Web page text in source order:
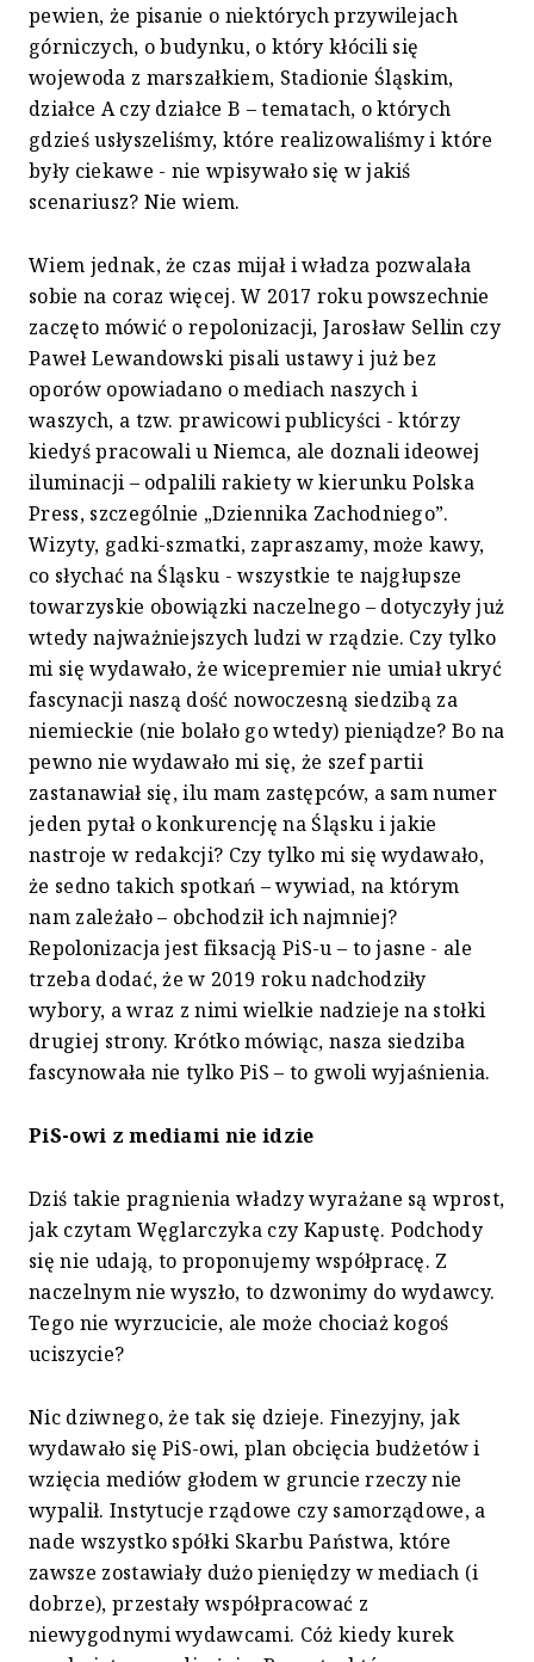
pewien, że pisanie o niektórych przywilejach
górniczych, o budynku, o który kłócili się
wojewoda z marszałkiem, Stadionie Śląskim,
działce A czy działce B – tematach, o których
gdzieś usłyszeliśmy, które realizowaliśmy i które
były ciekawe - nie wpisywało się w jakiś
scenariusz? Nie wiem.
Wiem jednak, że czas mijał i władza pozwalała
sobie na coraz więcej. W 2017 roku powszechnie
zaczęto mówić o repolonizacji, Jarosław Sellin czy
Paweł Lewandowski pisali ustawy i już bez
oporów opowiadano o mediach naszych i
waszych, a tzw. prawicowi publicyści - którzy
kiedyś pracowali u Niemca, ale doznali ideowej
iluminacji – odpalili rakiety w kierunku Polska
Press, szczególnie „Dziennika Zachodniego”.
Wizyty, gadki-szmatki, zapraszamy, może kawy,
co słychać na Śląsku - wszystkie te najgłupsze
towarzyskie obowiązki naczelnego – dotyczyły już
wtedy najważniejszych ludzi w rządzie. Czy tylko
mi się wydawało, że wicepremier nie umiał ukryć
fascynacji naszą dość nowoczesną siedzibą za
niemieckie (nie bolało go wtedy) pieniądze? Bo na
pewno nie wydawało mi się, że szef partii
zastanawiał się, ilu mam zastępców, a sam numer
jeden pytał o konkurencję na Śląsku i jakie
nastroje w redakcji? Czy tylko mi się wydawało,
że sedno takich spotkań – wywiad, na którym
nam zależało – obchodził ich najmniej?
Repolonizacja jest fiksacją PiS-u – to jasne - ale
trzeba dodać, że w 2019 roku nadchodziły
wybory, a wraz z nimi wielkie nadzieje na stołki
drugiej strony. Krótko mówiąc, nasza siedziba
fascynowała nie tylko PiS – to gwoli wyjaśnienia.
PiS-owi z mediami nie idzie
Dziś takie pragnienia władzy wyrażane są wprost,
jak czytam Węglarczyka czy Kapustę. Podchody
się nie udają, to proponujemy współpracę. Z
naczelnym nie wyszło, to dzwonimy do wydawcy.
Tego nie wyrzucicie, ale może chociaż kogoś
uciszycie?
Nic dziwnego, że tak się dzieje. Finezyjny, jak
wydawało się PiS-owi, plan obcięcia budżetów i
wzięcia mediów głodem w gruncie rzeczy nie
wypalił. Instytucje rządowe czy samorządowe, a
nade wszystko spółki Skarbu Państwa, które
zawsze zostawiały dużo pieniędzy w mediach (i
dobrze), przestały współpracować z
niewygodnymi wydawcami. Cóż kiedy kurek